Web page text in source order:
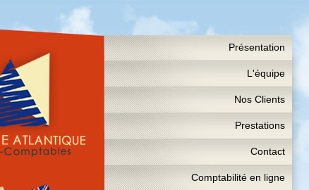
Présentation
L'équipe
Nos Clients
Prestations
Contact
Comptabilité en ligne